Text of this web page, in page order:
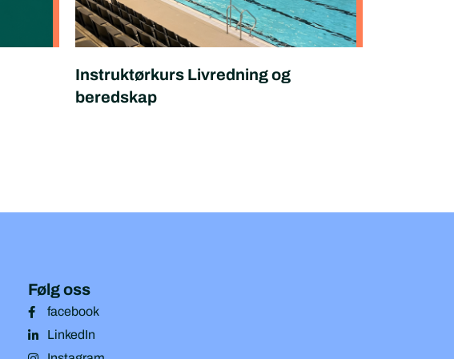
Instruktørkurs Livredning og
beredskap
Følg oss
facebook
LinkedIn